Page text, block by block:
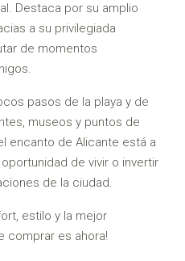
Destaca por su amplio
a su privilegiada
de momentos
pasos de la playa y de
museos y puntos de
encanto de Alicante está a
de vivir o invertir
de la ciudad.
estilo y la mejor
comprar es ahora!